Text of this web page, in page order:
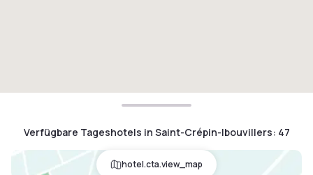
Verfügbare Tageshotels in Saint-Crépin-Ibouvillers: 47
hotel.cta.view_map